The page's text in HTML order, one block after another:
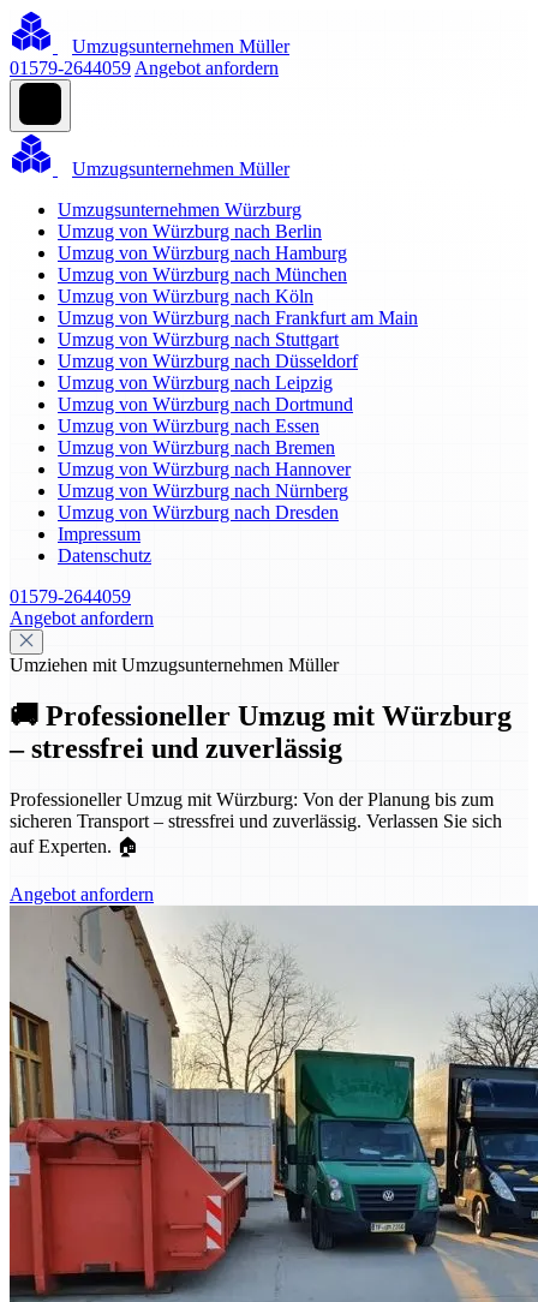
Umzugsunternehmen Müller
01579-2644059 Angebot anfordern
Umzugsunternehmen Müller
Umzugsunternehmen Würzburg
Umzug von Würzburg nach Berlin
Umzug von Würzburg nach Hamburg
Umzug von Würzburg nach München
Umzug von Würzburg nach Köln
Umzug von Würzburg nach Frankfurt am Main
Umzug von Würzburg nach Stuttgart
Umzug von Würzburg nach Düsseldorf
Umzug von Würzburg nach Leipzig
Umzug von Würzburg nach Dortmund
Umzug von Würzburg nach Essen
Umzug von Würzburg nach Bremen
Umzug von Würzburg nach Hannover
Umzug von Würzburg nach Nürnberg
Umzug von Würzburg nach Dresden
Impressum
Datenschutz
01579-2644059
Angebot anfordern
Umziehen mit Umzugsunternehmen Müller
🚚 Professioneller Umzug mit Würzburg
– stressfrei und zuverlässig
Professioneller Umzug mit Würzburg: Von der Planung bis zum
sicheren Transport – stressfrei und zuverlässig. Verlassen Sie sich
auf Experten. 🏠
Angebot anfordern